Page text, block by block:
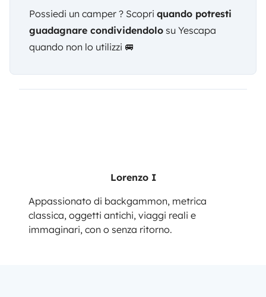
Possiedi un camper ? Scopri quando potresti
guadagnare condividendolo su Yescapa
quando non lo utilizzi 🚐
Lorenzo I
Appassionato di backgammon, metrica
classica, oggetti antichi, viaggi reali e
immaginari, con o senza ritorno.